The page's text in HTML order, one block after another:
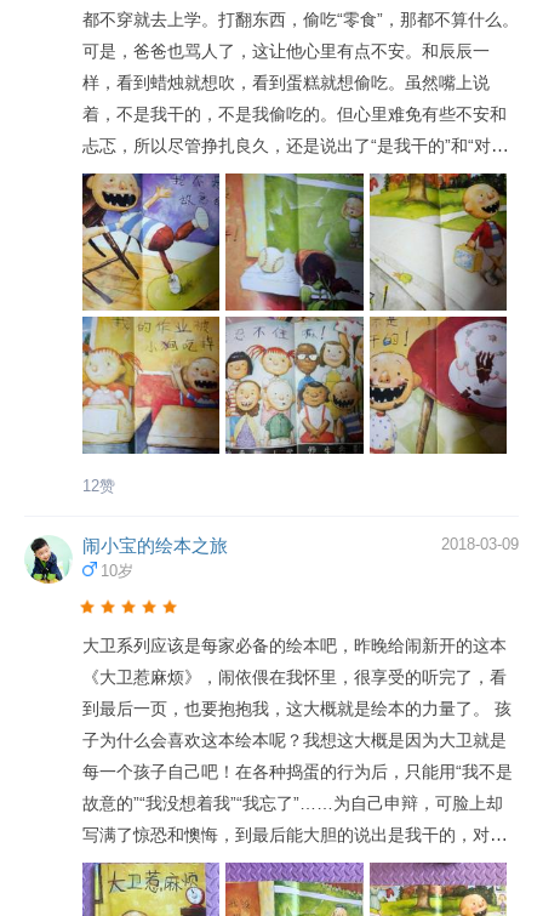
都不穿就去上学。打翻东西，偷吃“零食”，那都不算什么。
可是，爸爸也骂人了，这让他心里有点不安。和辰辰一
样，看到蜡烛就想吹，看到蛋糕就想偷吃。虽然嘴上说
着，不是我干的，不是我偷吃的。但心里难免有些不安和
忐忑，所以尽管挣扎良久，还是说出了“是我干的”和“对不
起”。其实他最想说的是，“妈妈，我爱你！”所以尽管很捣
蛋，很爱惹麻烦，却都不是故意的，所以才不去承认。辰
辰看到做鬼脸拍照，不穿裤子去上学，吃狗粮，打破杯子
等，辰辰会咯咯直笑。虽然他也会惹类似的麻烦，但基本
都是直言不讳，很少不承认。大约是爸爸和妈妈给了足够
的安全感和极少的责备吧！这点我还蛮骄傲的。
12赞
闹小宝的绘本之旅
10岁
2018-03-09
大卫系列应该是每家必备的绘本吧，昨晚给闹新开的这本
《大卫惹麻烦》，闹依偎在我怀里，很享受的听完了，看
到最后一页，也要抱抱我，这大概就是绘本的力量了。 孩
子为什么会喜欢这本绘本呢？我想这大概是因为大卫就是
每一个孩子自己吧！在各种捣蛋的行为后，只能用“我不是
故意的”“我没想着我”“我忘了”……为自己申辩，可脸上却
写满了惊恐和懊悔，到最后能大胆的说出是我干的，对不
起。 作为家长的我们，就要给孩子一个宽容的、能释放天
性的空间，不要怕孩子惹麻烦。 真诚的希望我的闹能像大